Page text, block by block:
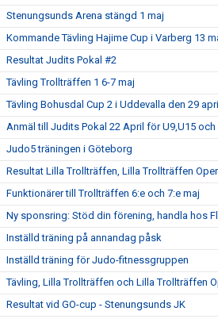
Stenungsunds Arena stängd 1 maj
Kommande Tävling Hajime Cup i Varberg 13
Resultat Judits Pokal #2
Tävling Trollträffen 1 6-7 maj
Tävling Bohusdal Cup 2 i Uddevalla den 29
Anmäl till Judits Pokal 22 April för U9,U15 och
Judo5 träningen i Göteborg
Resultat Lilla Trollträffen, Lilla Trollträffen
Funktionärer till Trollträffen 6:e och 7:e maj
Ny sponsring: Stöd din förening, handla hos
Inställd träning på annandag påsk
Inställd träning för Judo-fitnessgruppen
Tävling, Lilla Trollträffen och Lilla Trollträffen
Resultat vid GO-cup - Stenungsunds JK